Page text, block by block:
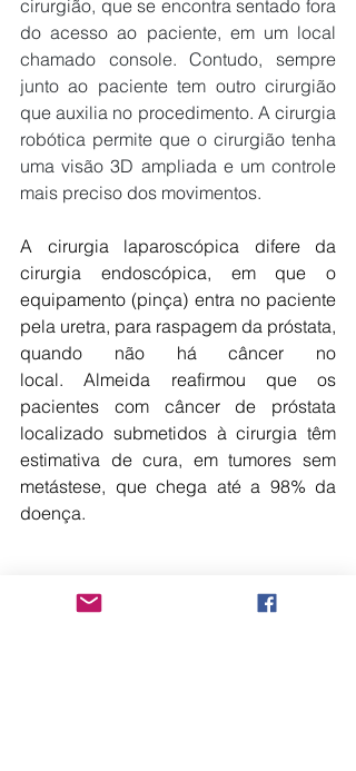
cirurgião, que se encontra sentado fora
do acesso ao paciente, em um local
chamado console. Contudo, sempre
junto ao paciente tem outro cirurgião
que auxilia no procedimento. A cirurgia
robótica permite que o cirurgião tenha
uma visão 3D ampliada e um controle
mais preciso dos movimentos.
A cirurgia laparoscópica difere da
cirurgia endoscópica, em que o
equipamento (pinça) entra no paciente
pela uretra, para raspagem da próstata,
quando não há câncer no
local. Almeida reafirmou que os
pacientes com câncer de próstata
localizado submetidos à cirurgia têm
estimativa de cura, em tumores sem
metástese, que chega até a 98% da
doença.